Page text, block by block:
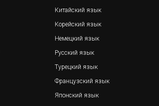
Китайский язык
Корейский язык
Немецкий язык
Русский язык
Турецкий язык
Французский язык
Японский язык